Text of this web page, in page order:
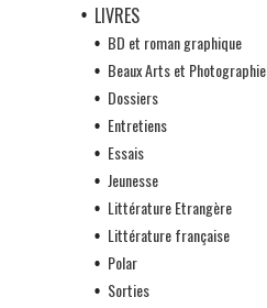
LIVRES
BD et roman graphique
Beaux Arts et Photographie
Dossiers
Entretiens
Essais
Jeunesse
Littérature Etrangère
Littérature française
Polar
Sorties